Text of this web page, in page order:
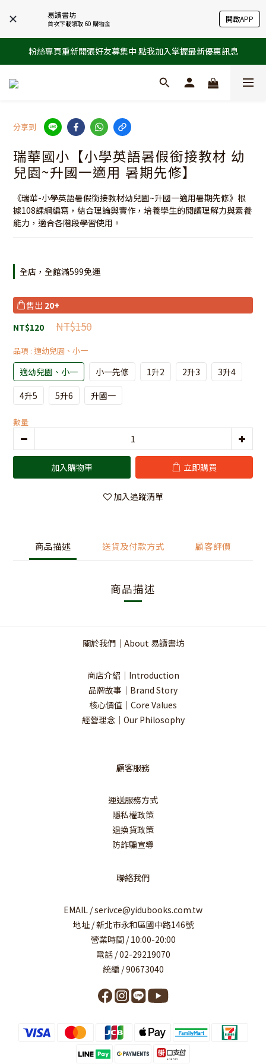
易讀書坊
首次下載領取 60 購物金 開啟APP
粉絲專頁重新開張好友募集中 點我加入掌握最新優惠訊息
分享到
瑞華國小【小學英語暑假銜接教材 幼
兒園~升國一適用 暑期先修】
《瑞華-小學英語暑假銜接教材幼兒園~升國一適用暑期先修》根
據108課綱編寫，結合理論與實作，培養學生的閱讀理解力與素養
能力，適合各階段學習使用。
全店，全館滿599免運
售出 20+
NT$150
NT$120
品項 : 適幼兒園、小一
適幼兒園、小一 小一先修 1升2 2升3
3升4
4升5
5升6 升國一
數量
加入購物車 立即購買
加入追蹤清單
商品描述 送貨及付款方式 顧客評價
商品描述
關於我們｜About 易讀書坊
商店介紹｜Introduction
品牌故事｜Brand Story
核心價值｜Core Values
經營理念｜Our Philosophy
顧客服務
運送服務方式
隱私權政策
退換貨政策
防詐騙宣導
聯絡我們
EMAIL / serivce@yidubooks.com.tw
地址 / 新北市永和區國中路146號
營業時間 / 10:00-20:00
電話 / 02-29219070
統編 / 90673040